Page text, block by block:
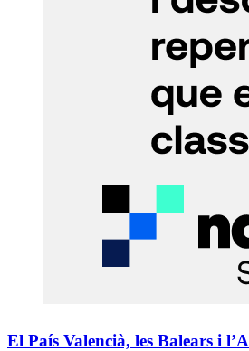
El País Valencià, les Balears i